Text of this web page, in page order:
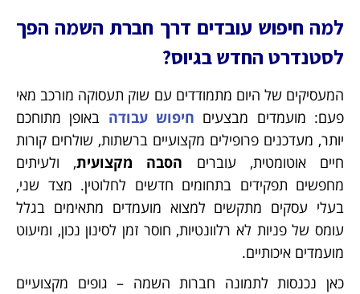
למה חיפוש עובדים דרך חברת השמה הפך
לסטנדרט החדש בגיוס?
המעסיקים של היום מתמודדים עם שוק תעסוקה מורכב מאי
פעם: מועמדים מבצעים חיפוש עבודה באופן מתוחכם
יותר, מעדכנים פרופילים מקצועיים ברשתות, שולחים קורות
חיים אוטומטית, עוברים הסבה מקצועית, ולעיתים
מחפשים תפקידים בתחומים חדשים לחלוטין. מצד שני,
בעלי עסקים מתקשים למצוא מועמדים מתאימים בגלל
עומס של פניות לא רלוונטיות, חוסר זמן לסינון נכון, ומיעוט
מועמדים איכותיים.
כאן נכנסות לתמונה חברות השמה – גופים מקצועיים